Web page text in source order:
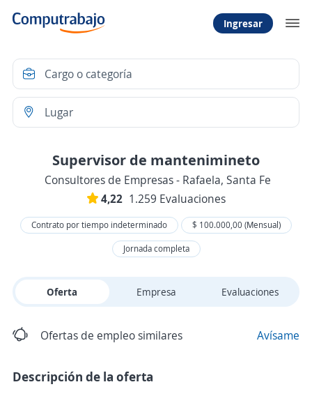
Ingresar
Supervisor de mantenimineto
Consultores de Empresas - Rafaela, Santa Fe
4,22 1.259 Evaluaciones
Contrato por tiempo indeterminado
$ 100.000,00 (Mensual)
Jornada completa
Oferta Empresa Evaluaciones
Ofertas de empleo similares Avísame
Descripción de la oferta